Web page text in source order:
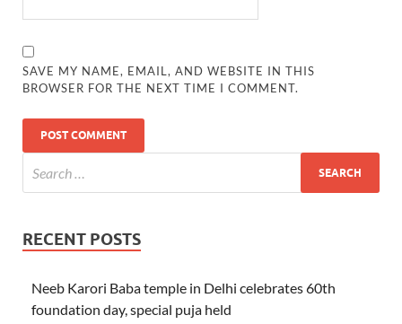
SAVE MY NAME, EMAIL, AND WEBSITE IN THIS
BROWSER FOR THE NEXT TIME I COMMENT.
RECENT POSTS
Neeb Karori Baba temple in Delhi celebrates 60th
foundation day, special puja held